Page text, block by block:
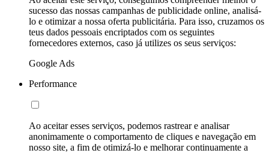
sucesso das nossas campanhas de publicidade online, analisá-
lo e otimizar a nossa oferta publicitária. Para isso, cruzamos os
teus dados pessoais encriptados com os seguintes
fornecedores externos, caso já utilizes os seus serviços:
Google Ads
Performance
Ao aceitar esses serviços, podemos rastrear e analisar
anonimamente o comportamento de cliques e navegação em
nosso site, a fim de otimizá-lo e melhorar continuamente a